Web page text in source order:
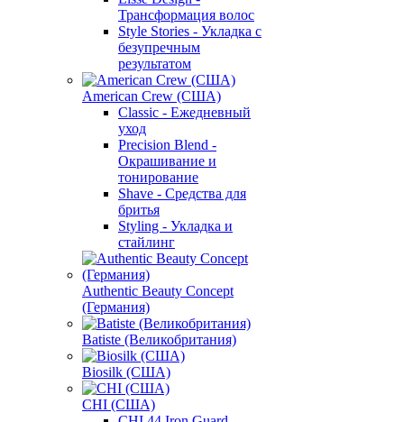
Трансформация волос
Style Stories - Укладка с
безупречным
результатом
American Crew (США)
Classic - Ежедневный
уход
Precision Blend -
Окрашивание и
тонирование
Shave - Средства для
бритья
Styling - Укладка и
стайлинг
Authentic Beauty Concept
(Германия)
Batiste (Великобритания)
Biosilk (США)
CHI (США)